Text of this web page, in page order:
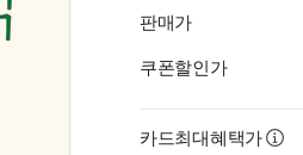
판매가
쿠폰할인가
카드최대혜택가